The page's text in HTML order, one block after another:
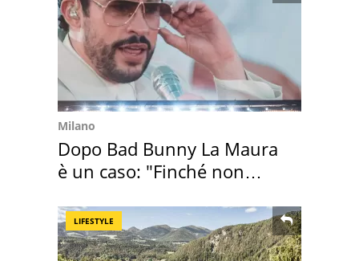
Milano
Dopo Bad Bunny La Maura
è un caso: "Finché non
LIFESTYLE